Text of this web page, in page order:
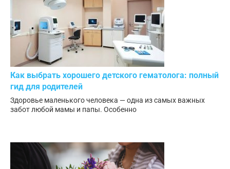
Как выбрать хорошего детского гематолога: полный
гид для родителей
Здоровье маленького человека — одна из самых важных
забот любой мамы и папы. Особенно